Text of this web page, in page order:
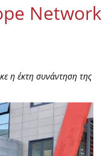
Network
η έκτη συνάντηση της